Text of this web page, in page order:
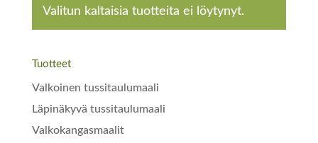
Valitun kaltaisia tuotteita ei löytynyt.
Tuotteet
Valkoinen tussitaulumaali
Läpinäkyvä tussitaulumaali
Valkokangasmaalit